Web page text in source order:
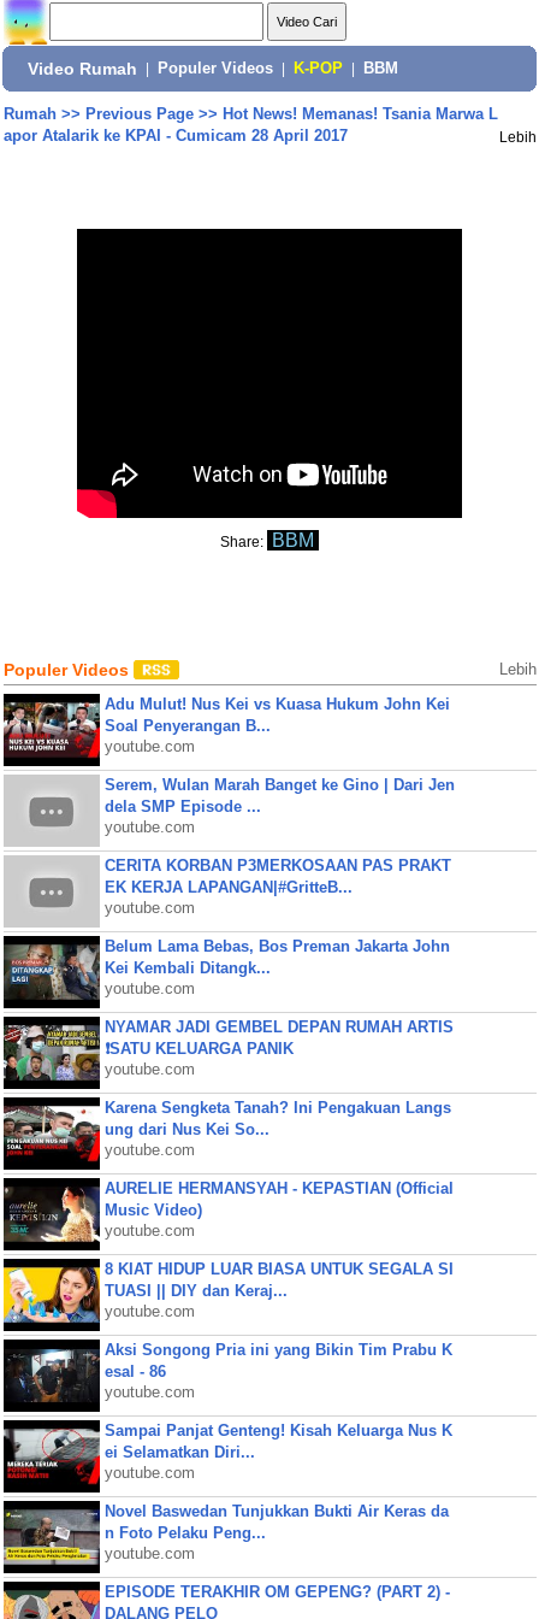
Video Rumah Populer Videos K-POP BBM
Rumah>> Previous Page>> Hot News! Memanas! Tsania Marwa L
apor Atalarik ke KPAI - Cumicam 28 April 2017
Lebih
Share: BBM
Populer Videos Lebih
Adu Mulut! Nus Kei vs Kuasa Hukum John Kei
Soal Penyerangan B...
youtube.com
Serem, Wulan Marah Banget ke Gino | Dari Jen
dela SMP Episode ...
youtube.com
CERITA KORBAN P3MERKOSAAN PAS PRAKT
EK KERJA LAPANGAN|#GritteB...
youtube.com
Belum Lama Bebas, Bos Preman Jakarta John
Kei Kembali Ditangk...
youtube.com
NYAMAR JADI GEMBEL DEPAN RUMAH ARTIS
❗SATU KELUARGA PANIK
youtube.com
Karena Sengketa Tanah? Ini Pengakuan Langs
ung dari Nus Kei So...
youtube.com
AURELIE HERMANSYAH - KEPASTIAN (Official
Music Video)
youtube.com
8 KIAT HIDUP LUAR BIASA UNTUK SEGALA SI
TUASI || DIY dan Keraj...
youtube.com
Aksi Songong Pria ini yang Bikin Tim Prabu K
esal - 86
youtube.com
Sampai Panjat Genteng! Kisah Keluarga Nus K
ei Selamatkan Diri...
youtube.com
Novel Baswedan Tunjukkan Bukti Air Keras da
n Foto Pelaku Peng...
youtube.com
EPISODE TERAKHIR OM GEPENG? (PART 2) -
DALANG PELO